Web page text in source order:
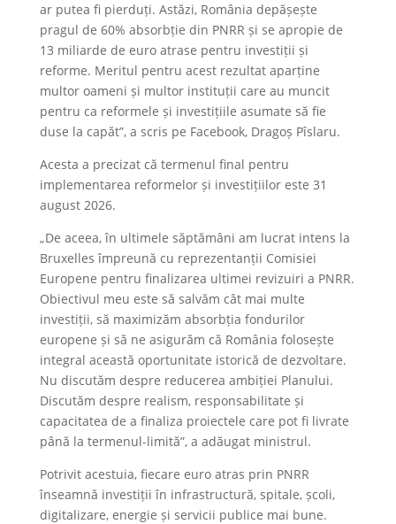
ar putea fi pierduți. Astăzi, România depășește
pragul de 60% absorbție din PNRR și se apropie de
13 miliarde de euro atrase pentru investiții și
reforme. Meritul pentru acest rezultat aparține
multor oameni și multor instituții care au muncit
pentru ca reformele și investițiile asumate să fie
duse la capăt”, a scris pe Facebook, Dragoș Pîslaru.
Acesta a precizat că termenul final pentru
implementarea reformelor și investițiilor este 31
august 2026.
„De aceea, în ultimele săptămâni am lucrat intens la
Bruxelles împreună cu reprezentanții Comisiei
Europene pentru finalizarea ultimei revizuiri a PNRR.
Obiectivul meu este să salvăm cât mai multe
investiții, să maximizăm absorbția fondurilor
europene și să ne asigurăm că România folosește
integral această oportunitate istorică de dezvoltare.
Nu discutăm despre reducerea ambiției Planului.
Discutăm despre realism, responsabilitate și
capacitatea de a finaliza proiectele care pot fi livrate
până la termenul-limită”, a adăugat ministrul.
Potrivit acestuia, fiecare euro atras prin PNRR
înseamnă investiții în infrastructură, spitale, școli,
digitalizare, energie și servicii publice mai bune.